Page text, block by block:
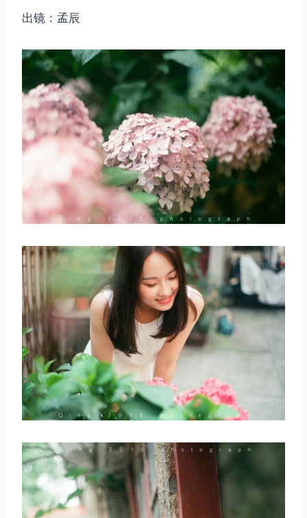
出镜：孟辰